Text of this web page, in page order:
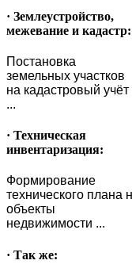
· Землеустройство,
межевание и кадастр:
Постановка
земельных участков
на кадастровый учёт
...
· Техническая
инвентаризация:
Формирование
технического плана
объекты
недвижимости ...
· Так же: